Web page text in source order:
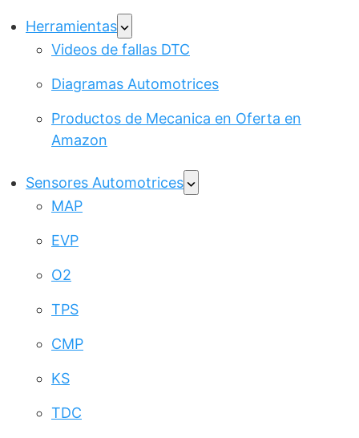
Herramientas
Videos de fallas DTC
Diagramas Automotrices
Productos de Mecanica en Oferta en
Amazon
Sensores Automotrices
MAP
EVP
O2
TPS
CMP
KS
TDC